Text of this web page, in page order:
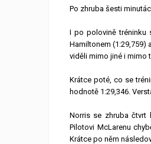
Po zhruba šesti
I po polovině tréninku
Hamiltonem (1:29,759)
viděli mimo jiné i mimo
Krátce poté, co se
hodnotě 1:29,346.
Norris se zhruba čtvrt
Pilotovi McLarenu
Krátce po něm